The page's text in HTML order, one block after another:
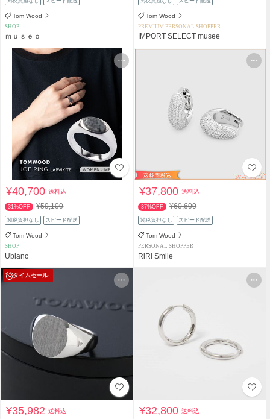
Tom Wood
SHOP
ｍｕｓｅｏ
Tom Wood
PREMIUM PERSONAL SHOPPER
IMPORT SELECT musee
¥40,700送料込
31%OFF ¥59,100
関税負担なし スピード配送
Tom Wood
SHOP
Ublanc
¥37,800送料込
37%OFF ¥60,600
関税負担なし スピード配送
Tom Wood
PERSONAL SHOPPER
RiRi Smile
タイムセール
¥35,982送料込 ¥32,800送料込